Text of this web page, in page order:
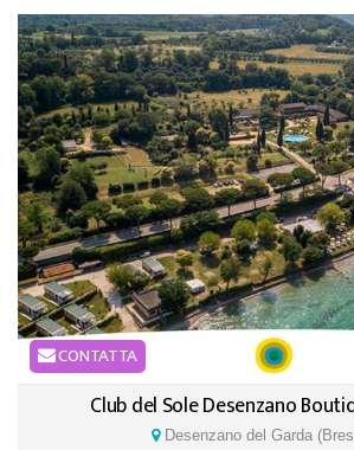
CONTATTA
Club del Sole Desenzano
Desenzano del Garda